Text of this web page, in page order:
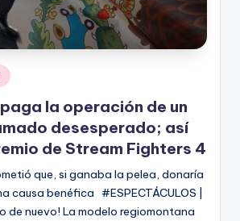
la operación de un
desesperado; así
de Stream Fighters 4
que, si ganaba la pelea, donaría
causa benéfica #ESPECTÁCULOS |
de nuevo! La modelo regiomontana